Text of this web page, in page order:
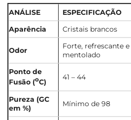
ANÁLISE ESPECIFICAÇÃO
Aparência
Cristais brancos
Odor
Forte, refrescante e
mentolado
Ponto de
Fusão (oC)
41 – 44
Pureza (GC
em %)
Mínimo de 98